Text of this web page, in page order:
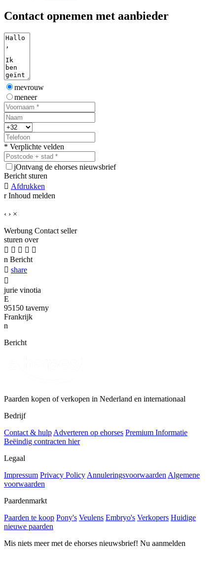
Contact opnemen met aanbieder
mevrouw
meneer
* Verplichte velden
jOntvang de ehorses nieuwsbrief
Bericht sturen
 Afdrukken
r Inhoud melden
‹ › ×
Werbung Contact seller
sturen over
    
n Bericht
 share

jurie vinotia
E
95150 taverny
Frankrijk
n
Bericht
Paarden kopen of verkopen in Nederland en internationaal
Bedrijf
Contact & hulp Adverteren op ehorses Premium Informatie
Beëindig contracten hier
Legaal
Impressum Privacy Policy Annuleringsvoorwaarden Algemene
voorwaarden
Paardenmarkt
Paarden te koop Pony's Veulens Embryo's Verkopers Huidige
nieuwe paarden
Mis niets meer met de ehorses nieuwsbrief! Nu aanmelden